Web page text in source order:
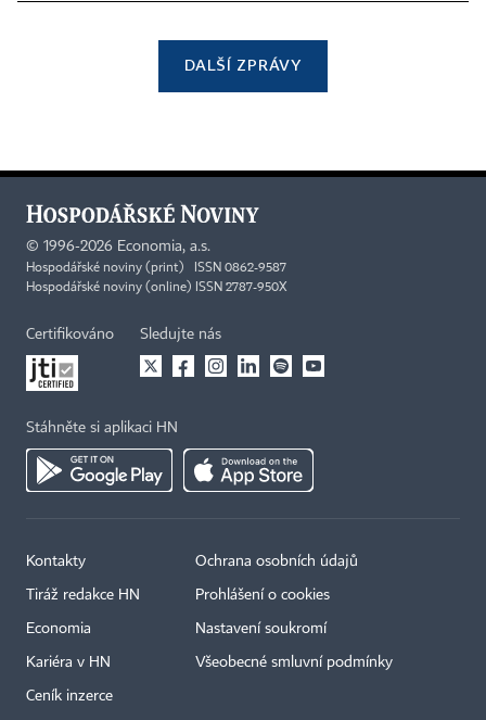
DALŠÍ ZPRÁVY
© 1996-2026 Economia, a.s.
Hospodářské noviny (print) ISSN 0862-9587
Hospodářské noviny (online) ISSN 2787-950X
Certifikováno Sledujte nás
Stáhněte si aplikaci HN
Kontakty
Tiráž redakce HN
Economia
Kariéra v HN
Ceník inzerce
Ochrana osobních údajů
Prohlášení o cookies
Nastavení soukromí
Všeobecné smluvní podmínky